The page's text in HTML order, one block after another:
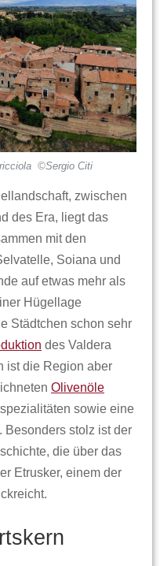
©Sergio Citi
zwischen
des Era, liegt das
mit den
Soiana und
auf etwas mehr als
Hügellage
Städtchen schon sehr
des Valdera
ist die Region aber
Olivenöle
sowie eine
. Besonders stolz ist der
die über das
Etrusker, einem der